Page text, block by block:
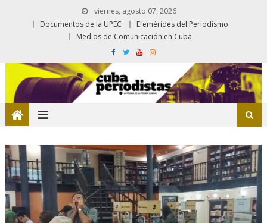
viernes, agosto 07, 2026
Documentos de la UPEC
Efemérides del Periodismo
Medios de Comunicación en Cuba